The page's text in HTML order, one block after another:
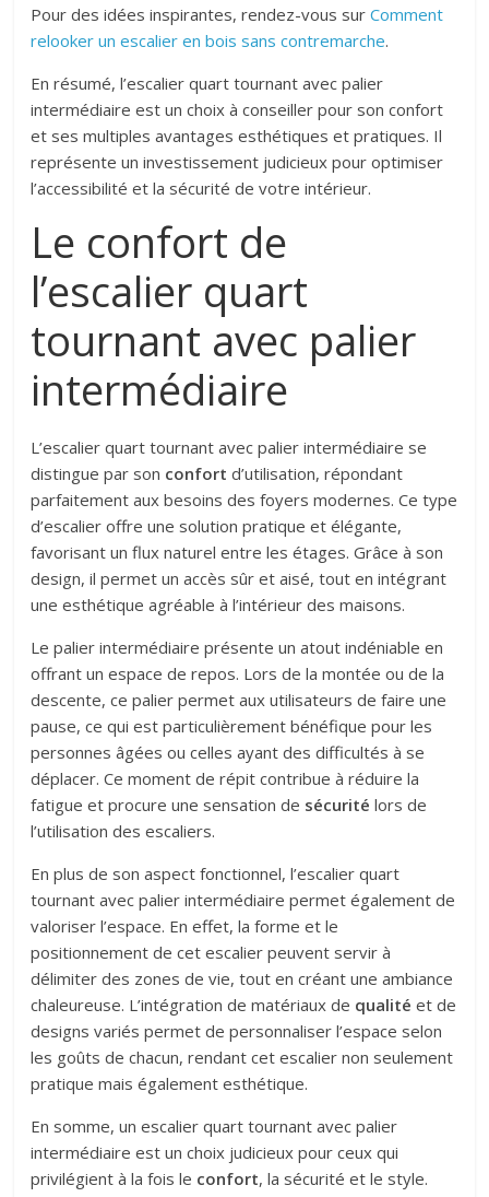
Pour des idées inspirantes, rendez-vous surComment
relooker un escalier en bois sans contremarche.
En résumé, l’escalier quart tournant avec palier
intermédiaire est un choix à conseiller pour son confort
et ses multiples avantages esthétiques et pratiques. Il
représente un investissement judicieux pour optimiser
l’accessibilité et la sécurité de votre intérieur.
Le confort de
l’escalier quart
tournant avec palier
intermédiaire
L’escalier quart tournant avec palier intermédiaire se
distingue par son confort d’utilisation, répondant
parfaitement aux besoins des foyers modernes. Ce type
d’escalier offre une solution pratique et élégante,
favorisant un flux naturel entre les étages. Grâce à son
design, il permet un accès sûr et aisé, tout en intégrant
une esthétique agréable à l’intérieur des maisons.
Le palier intermédiaire présente un atout indéniable en
offrant un espace de repos. Lors de la montée ou de la
descente, ce palier permet aux utilisateurs de faire une
pause, ce qui est particulièrement bénéfique pour les
personnes âgées ou celles ayant des difficultés à se
déplacer. Ce moment de répit contribue à réduire la
fatigue et procure une sensation de sécurité lors de
l’utilisation des escaliers.
En plus de son aspect fonctionnel, l’escalier quart
tournant avec palier intermédiaire permet également de
valoriser l’espace. En effet, la forme et le
positionnement de cet escalier peuvent servir à
délimiter des zones de vie, tout en créant une ambiance
chaleureuse. L’intégration de matériaux de qualité et de
designs variés permet de personnaliser l’espace selon
les goûts de chacun, rendant cet escalier non seulement
pratique mais également esthétique.
En somme, un escalier quart tournant avec palier
intermédiaire est un choix judicieux pour ceux qui
privilégient à la fois le confort, la sécurité et le style.